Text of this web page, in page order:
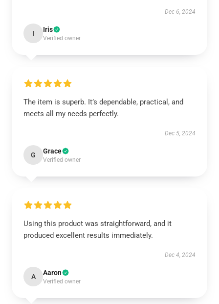
Dec 6, 2024
I Iris
Verified owner
The item is superb. It’s dependable, practical, and
meets all my needs perfectly.
Dec 5, 2024
G Grace
Verified owner
Using this product was straightforward, and it
produced excellent results immediately.
Dec 4, 2024
A Aaron
Verified owner